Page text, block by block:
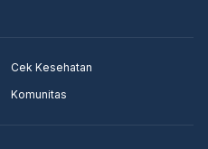
Cek Kesehatan
Komunitas